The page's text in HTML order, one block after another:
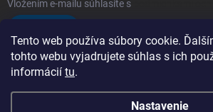
Tento web používa súbory cookie.
tohto webu vyjadrujete súhlas s ich
informácií tu.
Nastavenie
Vložením e-mailu súhlasíte s
Telefón